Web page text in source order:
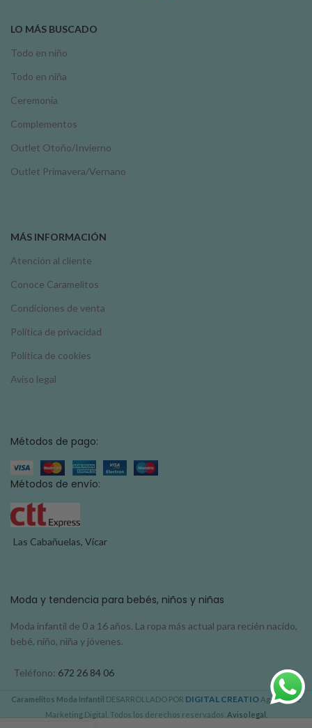
LO MÁS BUSCADO
Todo en niño
Todo en niña
Ceremonia
Complementos
Outlet Otoño/Invierno
Outlet Primavera/Vernano
MÁS INFORMACIÓN
Atención al cliente
Conoce Caramelitos
Condiciones de venta
Política de privacidad
Política de cookies
Aviso legal
Métodos de pago:
Métodos de envío:
Las Cabañuelas, Vícar
Moda y tendencia para bebés, niños y niñas
Moda infantil de 0 a 16 años. La ropa más actual para recién nacido,
bebé, niño, niña y jóvenes.
Teléfono: 672 26 84 06
Caramelitos Moda Infantil DESARROLLADO POR DIGITAL CREATIOAgencia de
Marketing Digital. Todos los derechos reservados. Aviso legal.